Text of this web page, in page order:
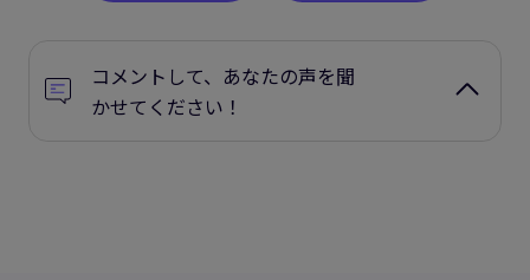
コメントして、あなたの声を聞
かせてください！